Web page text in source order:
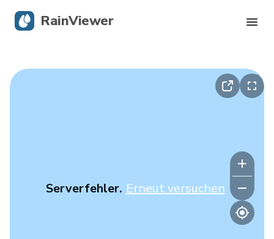
Serverfehler. Erneut versuchen
RainViewer